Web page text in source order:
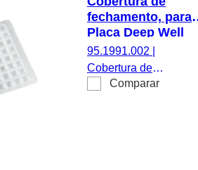
Tested,
material: PP, 2
fechamento, para
Placa Deep Well
2,2 ml
(82.1972.002),
(CxL): 79 x 121
EVA, transparente
95.1991.002
Cobertura de
fechamento, para
Comparar